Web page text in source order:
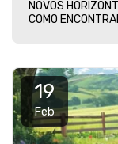
NOVOS
COMO
19
Feb